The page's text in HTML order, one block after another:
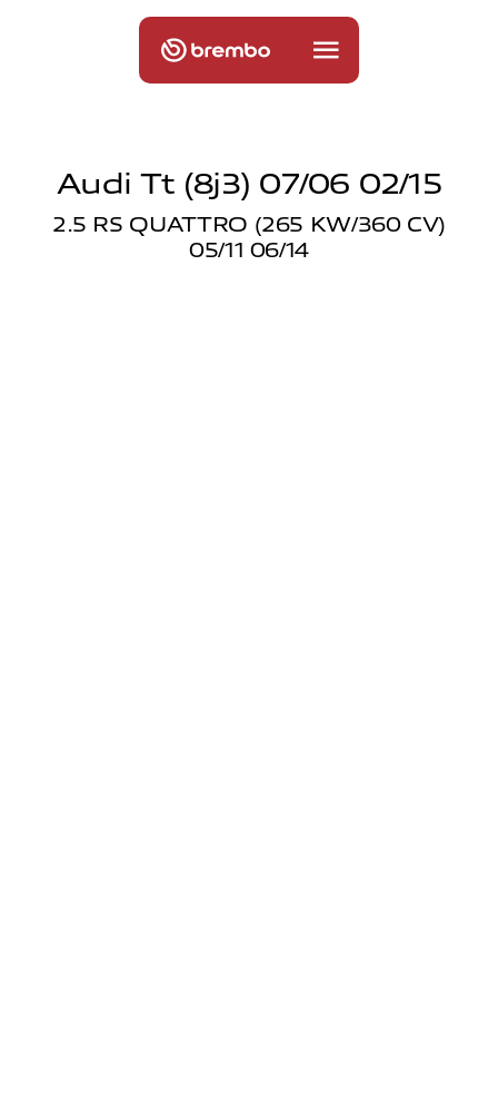
Audi Tt (8j3) 07/06 02/15
2.5 RS QUATTRO (265 KW/360 CV)
05/11 06/14